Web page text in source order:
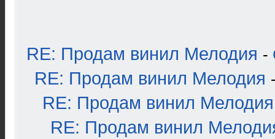
RE: Продам винил Мелодия -
RE: Продам винил Мелодия
RE: Продам винил Мелодия
RE: Продам винил